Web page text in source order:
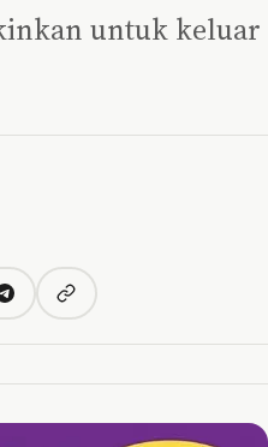
untuk keluar
TelegramCopy link